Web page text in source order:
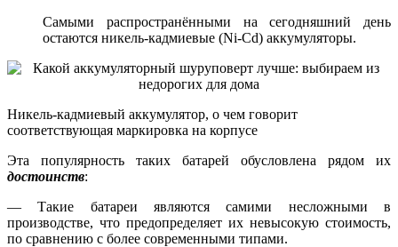
Самыми распространёнными на сегодняшний день
остаются никель-кадмиевые (Ni-Сd) аккумуляторы.
Никель-кадмиевый аккумулятор, о чем говорит
соответствующая маркировка на корпусе
Эта популярность таких батарей обусловлена рядом их
достоинств:
— Такие батареи являются самими несложными в
производстве, что предопределяет их невысокую стоимость,
по сравнению с более современными типами.